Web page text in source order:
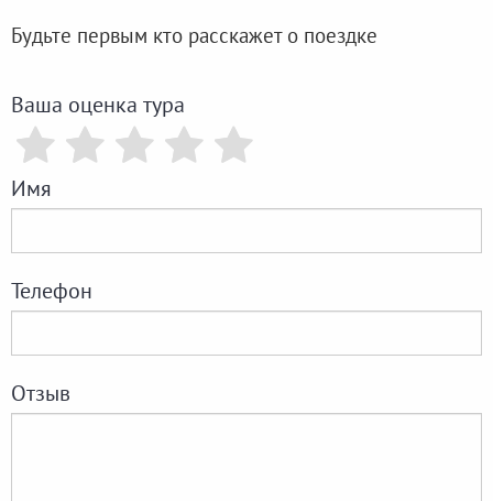
Будьте первым кто расскажет о поездке
Ваша оценка тура
Имя
Телефон
Отзыв